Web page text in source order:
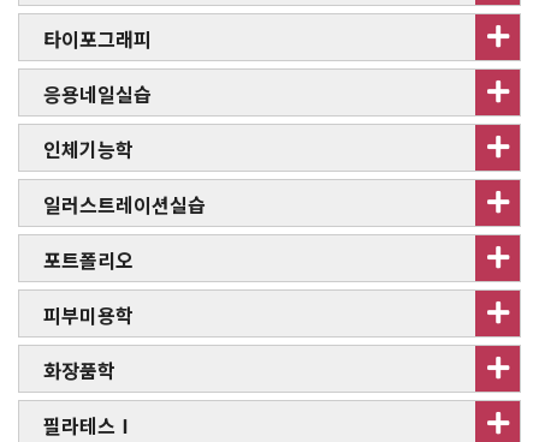
타이포그래피
응용네일실습
인체기능학
일러스트레이션실습
포트폴리오
피부미용학
화장품학
필라테스Ⅰ